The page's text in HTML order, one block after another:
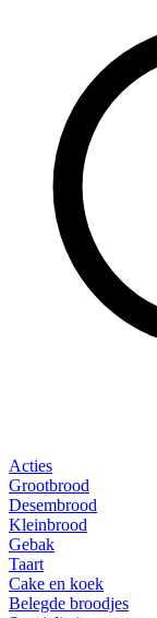
Acties
Grootbrood
Desembrood
Kleinbrood
Gebak
Taart
Cake en koek
Belegde broodjes